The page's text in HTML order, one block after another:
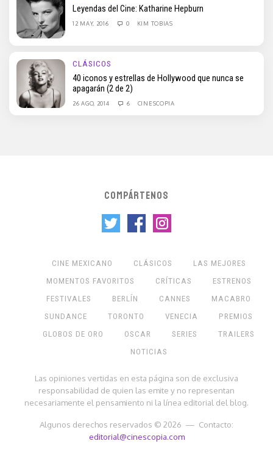
Leyendas del Cine: Katharine Hepburn
12 MAY, 2016 0 KIM TOBIAS
CLÁSICOS
40 iconos y estrellas de Hollywood que nunca se
apagarán (2 de 2)
26 AGO, 2014 6 CINESCOPIA
COMPÁRTENOS
CINE MEXICANO CLÁSICOS
LAS MEJORES
MOMENTOS FAVORITOS
CRÍTICAS
ESTRENOS
FESTIVALES
BERLÍN CANNES
MACABRO
SUNDANCE
TORONTO VENECIA
PREMIOS
GLOBOS DE ORO
OSCAR SERIES
TRAILERS
NOTICIAS
Las opiniones vertidas en esta página son de exclusiva
responsabilidad de quien las emite y no representan
necesariamente el pensamiento ni la línea editorial del blog.
Algunos derechos reservados © 2026 — Contacto:
editorial@cinescopia.com